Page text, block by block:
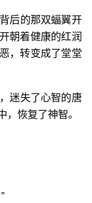
后的那双蝠翼开
朝着健康的红润
，转变成了堂堂
迷失了心智的唐
恢复了神智。